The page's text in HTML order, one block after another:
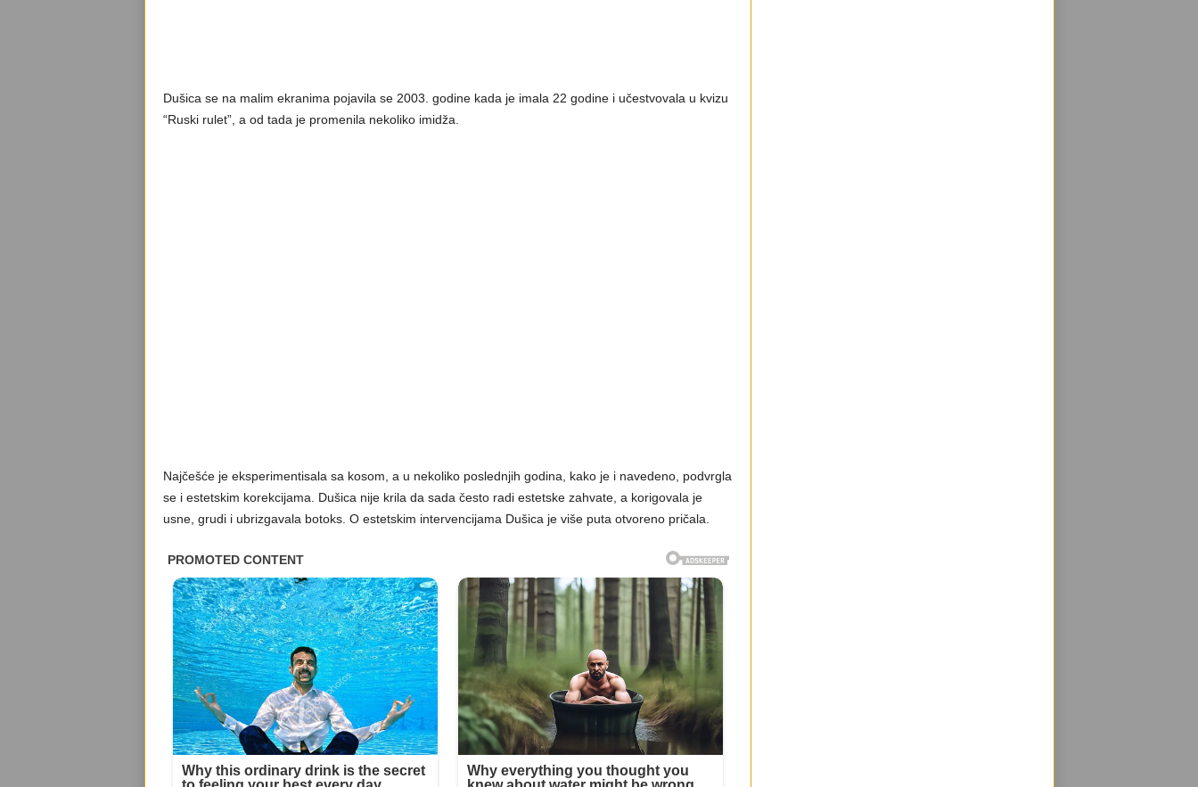
Dušica se na malim ekranima pojavila se 2003. godine kada je imala 22 godine i učestvovala u kvizu
“Ruski rulet”, a od tada je promenila nekoliko imidža.
Najčešće je eksperimentisala sa kosom, a u nekoliko poslednjih godina, kako je i navedeno, podvrgla
se i estetskim korekcijama. Dušica nije krila da sada često radi estetske zahvate, a korigovala je
usne, grudi i ubrizgavala botoks. O estetskim intervencijama Dušica je više puta otvoreno pričala.